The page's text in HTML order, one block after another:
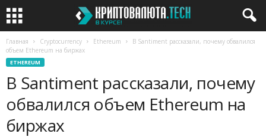
Главная Cryptocurrency Ethereum
В Santiment рассказали, почему обвалился
объем Ethereum на биржах
ETHEREUM
В Santiment рассказали, почему
обвалился объем Ethereum на
биржах